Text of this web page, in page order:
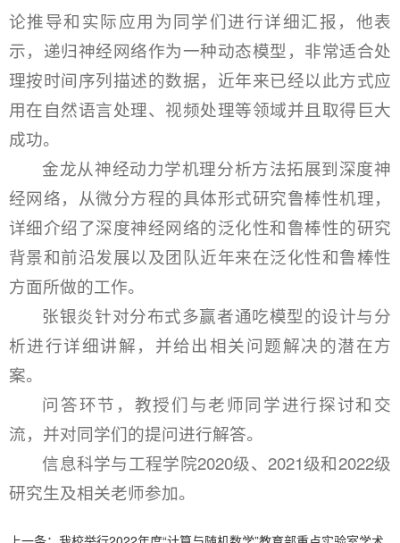
论推导和实际应用为同学们进行详细汇报，他表
示，递归神经网络作为一种动态模型，非常适合处
理按时间序列描述的数据，近年来已经以此方式应
用在自然语言处理、视频处理等领域并且取得巨大
成功。
金龙从神经动力学机理分析方法拓展到深度神
经网络，从微分方程的具体形式研究鲁棒性机理，
详细介绍了深度神经网络的泛化性和鲁棒性的研究
背景和前沿发展以及团队近年来在泛化性和鲁棒性
方面所做的工作。
张银炎针对分布式多赢者通吃模型的设计与分
析进行详细讲解，并给出相关问题解决的潜在方
案。
问答环节，教授们与老师同学进行探讨和交
流，并对同学们的提问进行解答。
信息科学与工程学院2020级、2021级和2022级
研究生及相关老师参加。